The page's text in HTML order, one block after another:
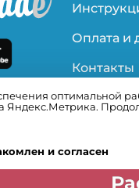
оптимальной
Яндекс.Метрика.
и согласен
Оплата и
Контакты
Политика